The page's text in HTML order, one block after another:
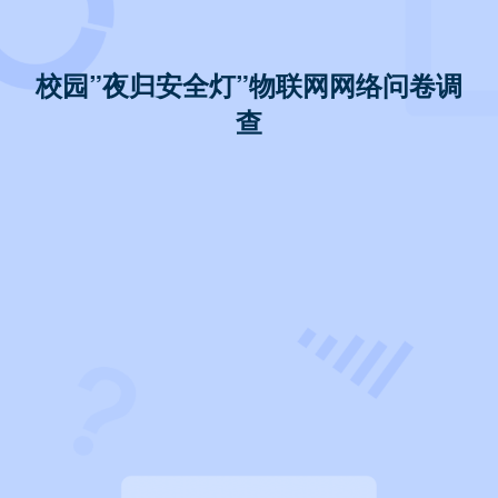
校园”夜归安全灯”物联网网络问卷调
查